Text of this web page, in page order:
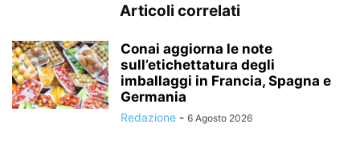
Articoli correlati
Conai aggiorna le note
sull’etichettatura degli
imballaggi in Francia, Spagna e
Germania
Redazione - 6 Agosto 2026